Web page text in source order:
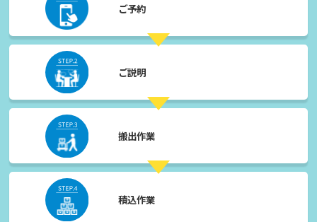
ご予約
ご説明
搬出作業
積込作業